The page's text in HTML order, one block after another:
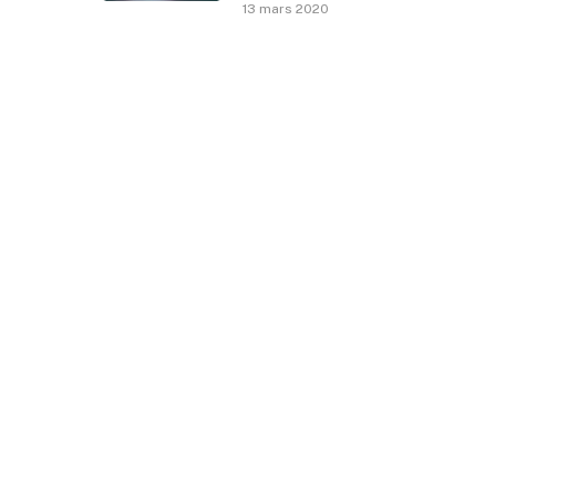
13 mars 2020